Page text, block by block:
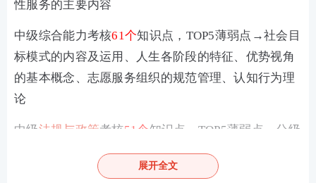
性服务的主要内容
中级综合能力考核61个知识点，TOP5薄弱点→社会目
标模式的内容及运用、人生各阶段的特征、优势视角
的基本概念、志愿服务组织的规范管理、认知行为理
论
中级法规与政策考核51个知识点，TOP5薄弱点→分级
诊疗、慈善财产管理的基本规范、社区工作者队伍建
设、遗赠和遗赠扶养协议、残疾人权益的主要内容
展开全文